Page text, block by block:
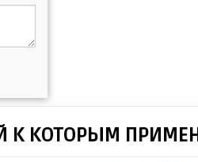
К КОТОРЫМ